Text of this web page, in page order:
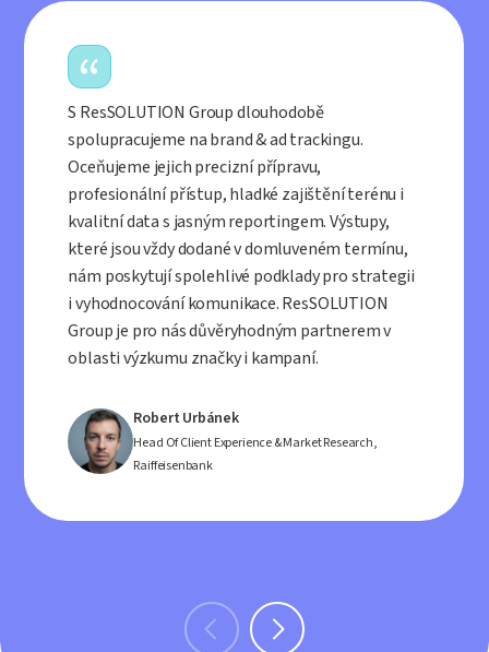
S ResSOLUTION Group dlouhodobě
spolupracujeme na brand & ad trackingu.
Oceňujeme jejich precizní přípravu,
profesionální přístup, hladké zajištění terénu i
kvalitní data s jasným reportingem. Výstupy,
které jsou vždy dodané v domluveném termínu,
nám poskytují spolehlivé podklady pro strategii
i vyhodnocování komunikace. ResSOLUTION
Group je pro nás důvěryhodným partnerem v
oblasti výzkumu značky i kampaní.
Robert Urbánek
Head Of Client Experience & Market Research,
Raiffeisenbank